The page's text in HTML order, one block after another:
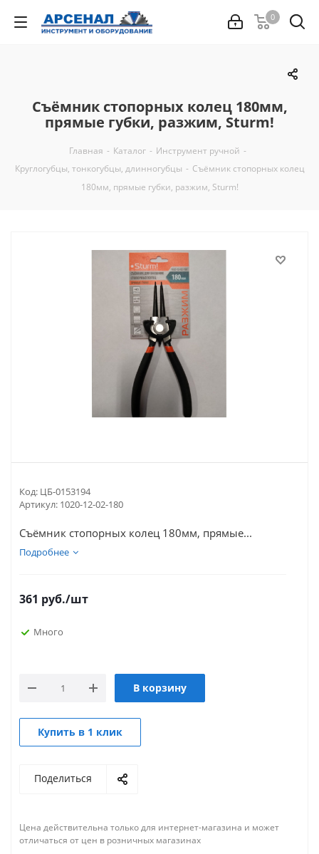
0
Съёмник стопорных колец 180мм,
прямые губки, разжим, Sturm!
Главная - Каталог - Инструмент ручной -
Круглогубцы, тонкогубцы, длинногубцы - Съёмник стопорных колец
180мм, прямые губки, разжим, Sturm!
Код: ЦБ-0153194
Артикул: 1020-12-02-180
Съёмник стопорных колец 180мм, прямые...
Подробнее
361 руб./шт
Много
В корзину
Купить в 1 клик
Поделиться
Цена действительна только для интернет-магазина и может
отличаться от цен в розничных магазинах